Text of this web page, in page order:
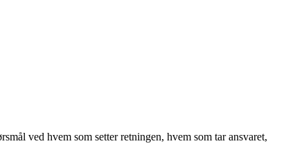
ved hvem som setter retningen, hvem som tar ansvaret,